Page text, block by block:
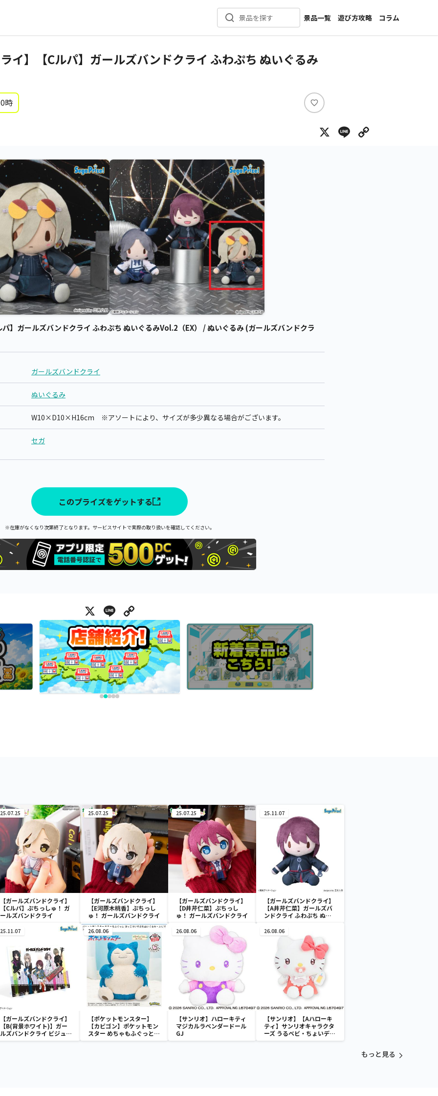
景品を探す
景品一覧
新着景品
カテゴリ一覧
遊び方攻略
コラム
インタビュー
イ】【Cルパ】ガールズバンドクライ ふわぷち ぬいぐるみ
時
い
ね
X Line
】ガールズバンドクライ ふわぷち ぬいぐるみVol.2（EX） / ぬいぐるみ (ガールズバンドクラ
ガールズバンドクライ
ぬいぐるみ
W10×D10×H16cm ※アソートにより、サイズが多少異なる場合がございます。
セガ
このプライズをゲットする
※在庫がなくなり次第終了となります。サービスサイトで実際の取り扱いを確認してください。
X Line
25.07.25
【ガールズバンドクライ】
【Cルパ】ぷちっしゅ！ ガ
ールズバンドクライ
25.07.25
【ガールズバンドクライ】
【E河原木桃香】ぷちっし
ゅ！ ガールズバンドクライ
25.07.25
【ガールズバンドクライ】
【D井芹仁菜】ぷちっし
ゅ！ ガールズバンドクライ
25.11.07
【ガールズバンドクライ】
【A井芹仁菜】ガールズバ
ンドクライ ふわぷち ぬい
25.11.07
【ガールズバンドクライ】
【B(背景ホワイト)】ガー
ルズバンドクライ ビジュア
ルボード（EX）
26.08.06
【ポケットモンスター】
【カビゴン】ポケットモン
スター めちゃもふぐっと
ほっこりいやされぬいぐる
26.08.06
【サンリオ】ハローキティ
マジカルラベンダードール
GJ
26.08.06
【サンリオ】【Aハローキ
ティ】サンリオキャラクタ
ーズ うるベビ・ちょいデカ
ドール
もっと見る